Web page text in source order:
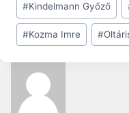
#Kindelmann Győző
#Kozma Imre #